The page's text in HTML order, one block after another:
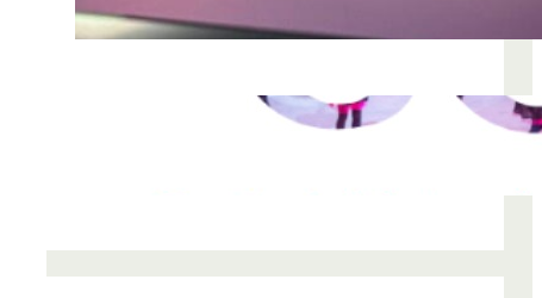
iun. 23, 2026
CONI FEST 2026 – o editie record prin